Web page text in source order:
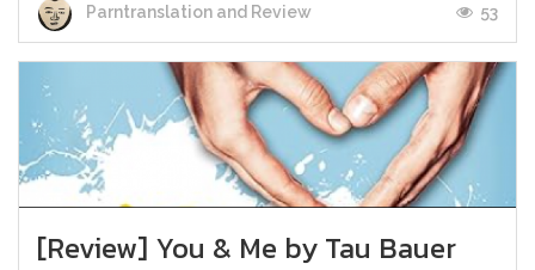
Parntranslation and Review 53
[Review] You & Me by Tau Bauer